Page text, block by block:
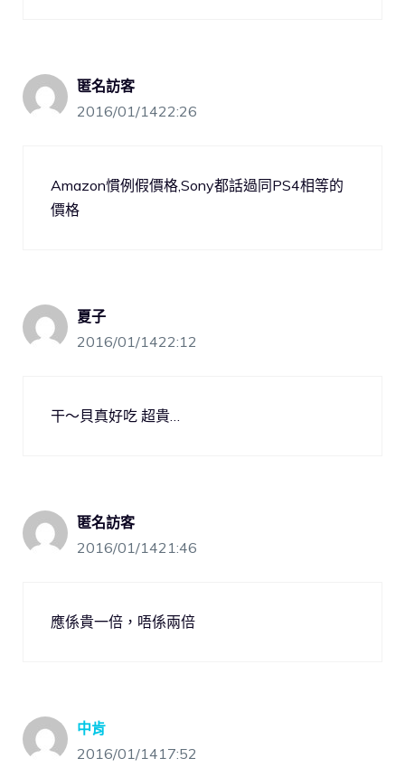
匿名訪客
2016/01/1422:26
Amazon慣例假價格,Sony都話過同PS4相等的
價格
夏子
2016/01/1422:12
干～貝真好吃 超貴…
匿名訪客
2016/01/1421:46
應係貴一倍，唔係兩倍
中肯
2016/01/1417:52